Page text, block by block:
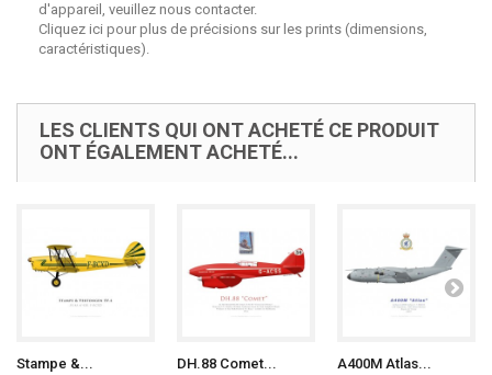
d'appareil, veuillez nous contacter.
Cliquez ici pour plus de précisions sur les prints (dimensions,
caractéristiques).
LES CLIENTS QUI ONT ACHETÉ CE PRODUIT
ONT ÉGALEMENT ACHETÉ...
Stampe &... DH.88 Comet... A400M Atlas...